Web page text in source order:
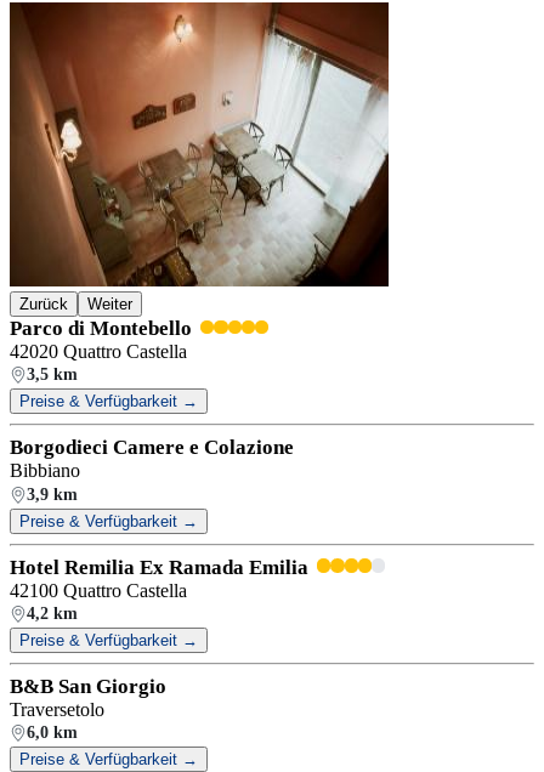
Zurück Weiter
Parco di Montebello
42020 Quattro Castella
3,5 km
Preise & Verfügbarkeit →
Borgodieci Camere e Colazione
Bibbiano
3,9 km
Preise & Verfügbarkeit →
Hotel Remilia Ex Ramada Emilia
42100 Quattro Castella
4,2 km
Preise & Verfügbarkeit →
B&B San Giorgio
Traversetolo
6,0 km
Preise & Verfügbarkeit →